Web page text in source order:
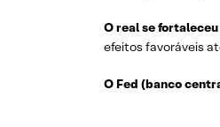
O real se
efeitos favoráveis
O Fed (banco